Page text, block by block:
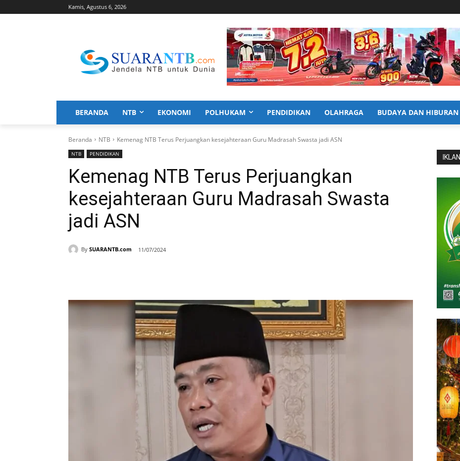
Kamis, Agustus 6, 2026
BERANDA NTB EKONOMI POLHUKAM PENDIDIKAN OLAHRAGA BUDAYA DAN HIBURAN
Beranda NTB Kemenag NTB Terus Perjuangkan kesejahteraan Guru Madrasah Swasta jadi ASN
NTB PENDIDIKAN
Kemenag NTB Terus Perjuangkan
kesejahteraan Guru Madrasah Swasta
jadi ASN
By SUARANTB.com 11/07/2024
IKLAN